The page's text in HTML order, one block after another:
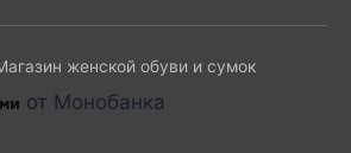
женской обуви и сумок
от Монобанка